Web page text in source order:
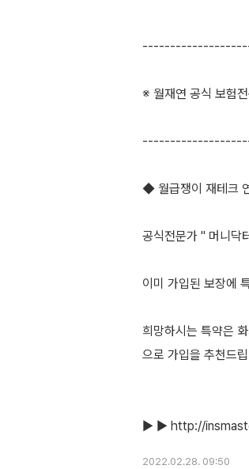
※ 월재연 공식 보험
◆ 월급쟁이 재테크
공식전문가 " 머니닥
이미 가입된 보장에
희망하시는 특약은
으로 가입을 추천드
2022.02.28. 09:50